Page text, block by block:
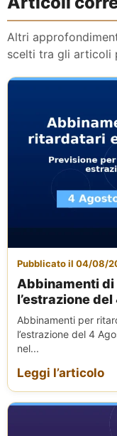
Altri
scelti tra gli articoli
Pubblicato il 04/08/
Abbinamenti
l’estrazione
Abbinamenti per
l’estrazione del 4
nel...
Leggi l’articolo